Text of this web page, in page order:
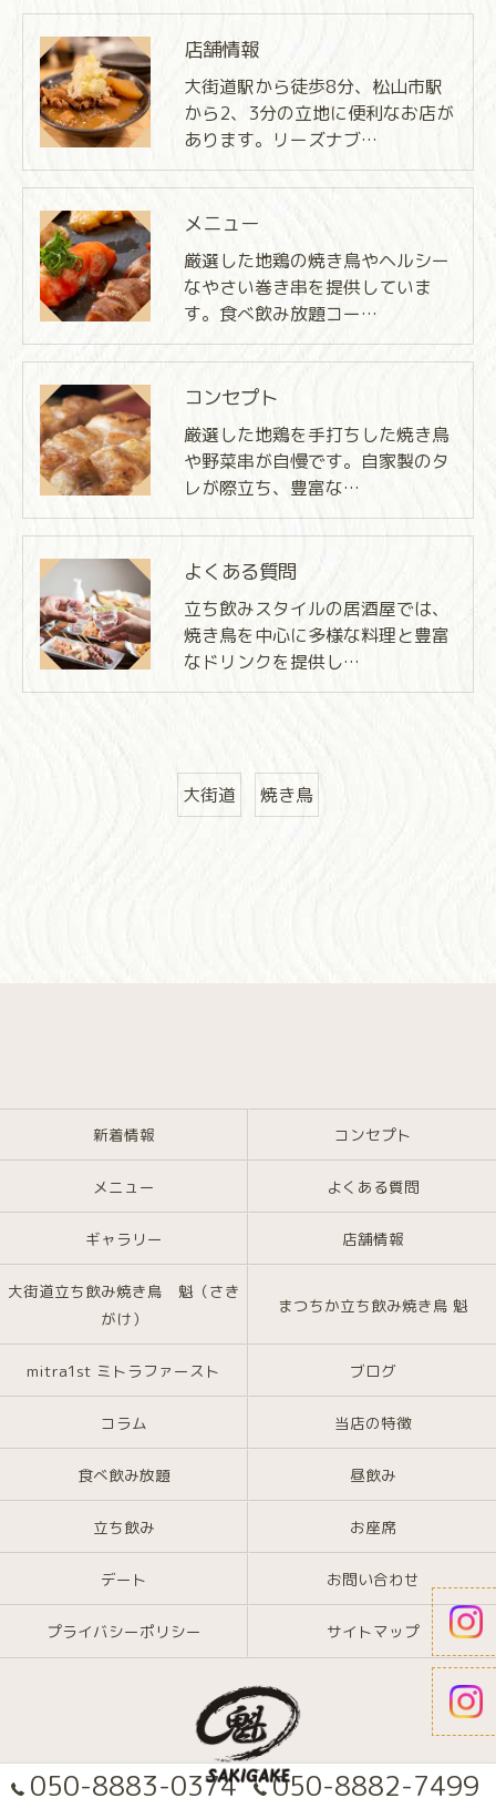
店舗情報
大街道駅から徒歩8分、松山市駅
から2、3分の立地に便利なお店が
あります。リーズナブ…
メニュー
厳選した地鶏の焼き鳥やヘルシー
なやさい巻き串を提供していま
す。食べ飲み放題コー…
コンセプト
厳選した地鶏を手打ちした焼き鳥
や野菜串が自慢です。自家製のタ
レが際立ち、豊富な…
よくある質問
立ち飲みスタイルの居酒屋では、
焼き鳥を中心に多様な料理と豊富
なドリンクを提供し…
大街道 焼き鳥
050-8883-0374 050-8882-7499
新着情報 コンセプト
メニュー よくある質問
ギャラリー 店舗情報
大街道立ち飲み焼き鳥 魁（さき
がけ）
まつちか立ち飲み焼き鳥 魁
mitra1st ミトラファースト ブログ
コラム 当店の特徴
食べ飲み放題 昼飲み
立ち飲み お座席
デート お問い合わせ
プライバシーポリシー サイトマップ